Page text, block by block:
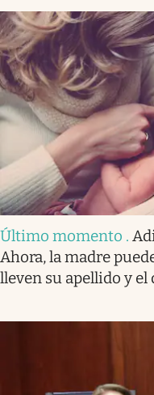
Último momento .
Ahora, la madre
lleven su apellido y el